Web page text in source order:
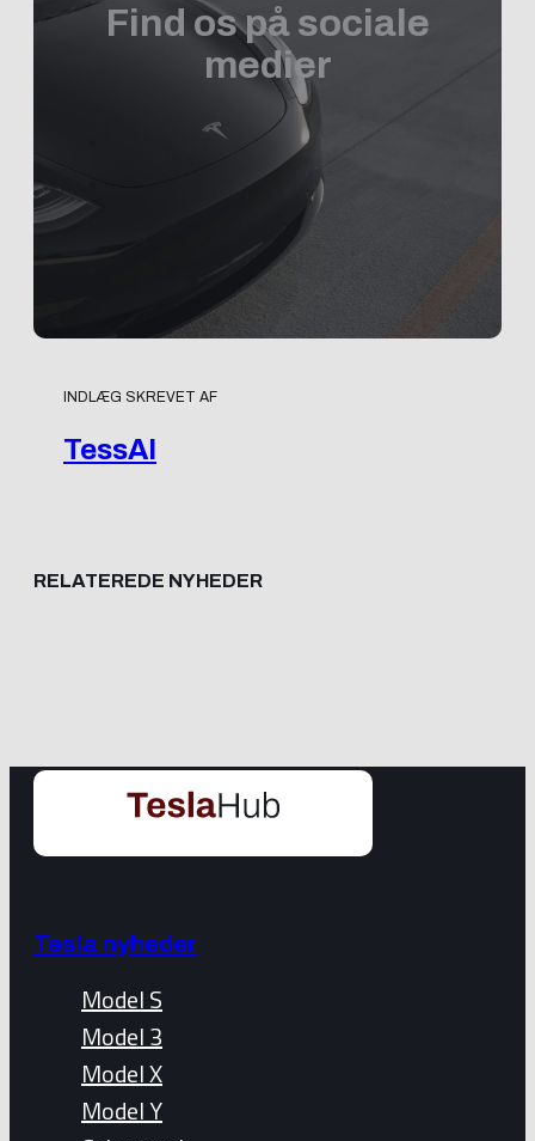
Find os på sociale
medier
INDLÆG SKREVET AF
TessAI
RELATEREDE NYHEDER
Tesla nyheder
Model S
Model 3
Model X
Model Y